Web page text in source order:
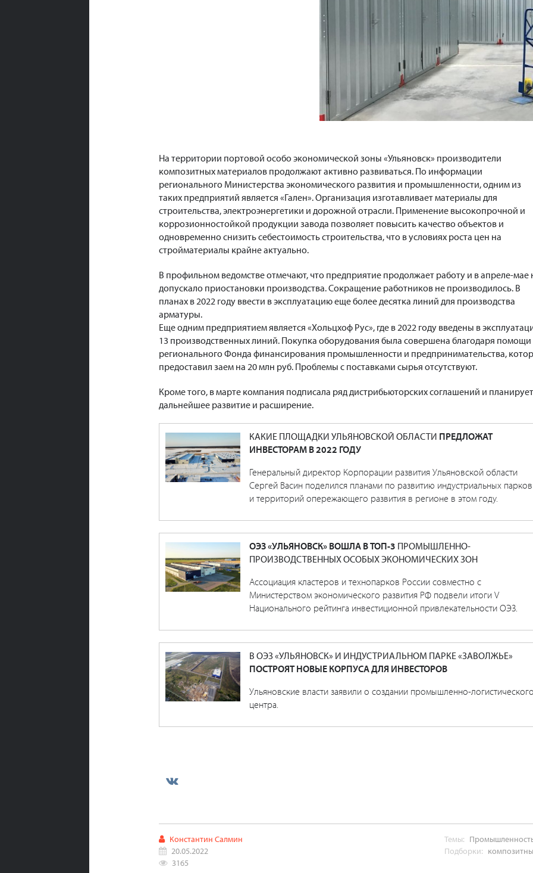
На территории портовой особо экономической зоны «Ульяновск» производители
композитных материалов продолжают активно развиваться. По информации
регионального Министерства экономического развития и промышленности, одним из
таких предприятий является «Гален». Организация изготавливает материалы для
строительства, электроэнергетики и дорожной отрасли. Применение высокопрочной и
коррозионностойкой продукции завода позволяет повысить качество объектов и
одновременно снизить себестоимость строительства, что в условиях роста цен на
стройматериалы крайне актуально.
В профильном ведомстве отмечают, что предприятие продолжает работу и в апреле-мае
допускало приостановки производства. Сокращение работников не производилось. В
планах в 2022 году ввести в эксплуатацию еще более десятка линий для производства
арматуры.
Еще одним предприятием является «Хольцхоф Рус», где в 2022 году введены в
13 производственных линий. Покупка оборудования была совершена благодаря помощи
регионального Фонда финансирования промышленности и предпринимательства,
предоставил заем на 20 млн руб. Проблемы с поставками сырья отсутствуют.
Кроме того, в марте компания подписала ряд дистрибьюторских соглашений и планирует
дальнейшее развитие и расширение.
КАКИЕ ПЛОЩАДКИ УЛЬЯНОВСКОЙ ОБЛАСТИ ПРЕДЛОЖАТ
ИНВЕСТОРАМ В 2022 ГОДУ
Генеральный директор Корпорации развития Ульяновской области
Сергей Васин поделился планами по развитию индустриальных парков
и территорий опережающего развития в регионе в этом году.
ОЭЗ «УЛЬЯНОВСК» ВОШЛА В ТОП-3 ПРОМЫШЛЕННО-
ПРОИЗВОДСТВЕННЫХ ОСОБЫХ ЭКОНОМИЧЕСКИХ ЗОН
Ассоциация кластеров и технопарков России совместно с
Министерством экономического развития РФ подвели итоги V
Национального рейтинга инвестиционной привлекательности ОЭЗ.
В ОЭЗ «УЛЬЯНОВСК» И ИНДУСТРИАЛЬНОМ ПАРКЕ «ЗАВОЛЖЬЕ»
ПОСТРОЯТ НОВЫЕ КОРПУСА ДЛЯ ИНВЕСТОРОВ
Ульяновские власти заявили о создании промышленно-логистического
центра.
Константин Салмин
20.05.2022
3165
Темы:
Подборки: